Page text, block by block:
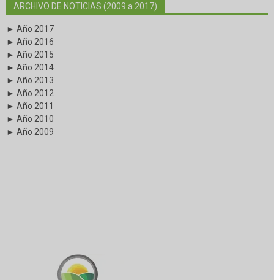
ARCHIVO DE NOTICIAS (2009 a 2017)
► Año 2017
► Año 2016
► Año 2015
► Año 2014
► Año 2013
► Año 2012
► Año 2011
► Año 2010
► Año 2009